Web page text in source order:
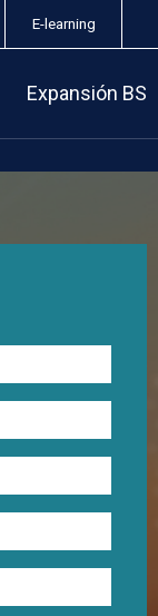
E-learning
Expansión BS